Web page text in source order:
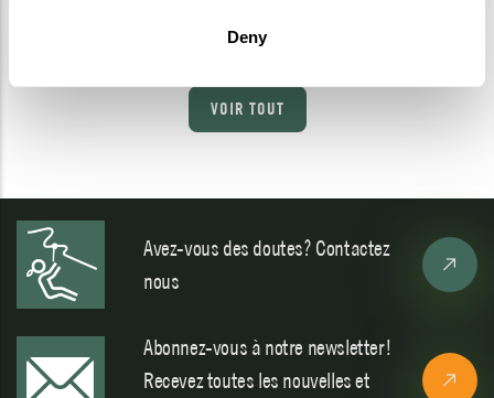
Deny
VOIR TOUT
Avez-vous des doutes? Contactez
nous
Abonnez-vous à notre newsletter!
Recevez toutes les nouvelles et